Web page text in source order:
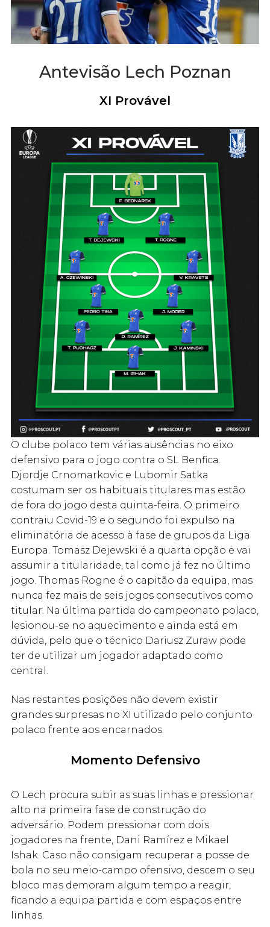
Antevisão Lech Poznan
XI Provável
O clube polaco tem várias ausências no eixo
defensivo para o jogo contra o SL Benfica.
Djordje Crnomarkovic e Lubomir Satka
costumam ser os habituais titulares mas estão
de fora do jogo desta quinta-feira. O primeiro
contraiu Covid-19 e o segundo foi expulso na
eliminatória de acesso à fase de grupos da Liga
Europa. Tomasz Dejewski é a quarta opção e vai
assumir a titularidade, tal como já fez no último
jogo. Thomas Rogne é o capitão da equipa, mas
nunca fez mais de seis jogos consecutivos como
titular. Na última partida do campeonato polaco,
lesionou-se no aquecimento e ainda está em
dúvida, pelo que o técnico Dariusz Zuraw pode
ter de utilizar um jogador adaptado como
central.
Nas restantes posições não devem existir
grandes surpresas no XI utilizado pelo conjunto
polaco frente aos encarnados.
Momento Defensivo
O Lech procura subir as suas linhas e pressionar
alto na primeira fase de construção do
adversário. Podem pressionar com dois
jogadores na frente, Dani Ramírez e Mikael
Ishak. Caso não consigam recuperar a posse de
bola no seu meio-campo ofensivo, descem o seu
bloco mas demoram algum tempo a reagir,
ficando a equipa partida e com espaços entre
linhas.